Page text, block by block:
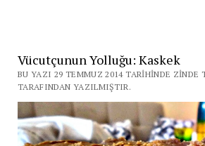
Vücutçunun Yolluğu: Kaskek
BU YAZI 29 TEMMUZ 2014 TARIHINDE ZINDE
TARAFINDAN YAZILMIŞTIR.